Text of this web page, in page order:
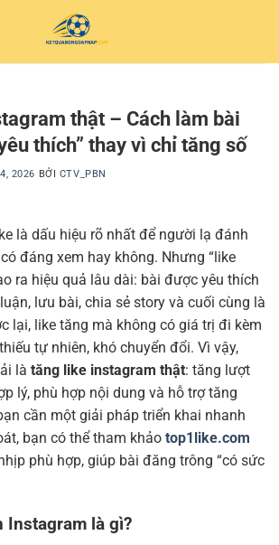
thật – Cách làm bài
thích” thay vì chỉ tăng số
2026 BỞI CTV_PBN
là dấu hiệu rõ nhất để người lạ đánh
đáng xem hay không. Nhưng “like
ra hiệu quả lâu dài: bài được yêu thích
lưu bài, chia sẻ story và cuối cùng là
lại, like tăng mà không có giá trị đi kèm
tự nhiên, khó chuyển đổi. Vì vậy,
là tăng like instagram thật: tăng lượt
lý, phù hợp nội dung và hỗ trợ tăng
cần một giải pháp triển khai nhanh
bạn có thể tham khảo top1like.com
phù hợp, giúp bài đăng trông “có sức
Instagram là gì?